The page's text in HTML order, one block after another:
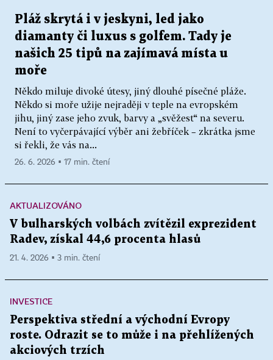
Pláž skrytá i v jeskyni, led jako
diamanty či luxus s golfem. Tady je
našich 25 tipů na zajímavá místa u
moře
Někdo miluje divoké útesy, jiný dlouhé písečné pláže.
Někdo si moře užije nejraději v teple na evropském
jihu, jiný zase jeho zvuk, barvy a „svěžest“ na severu.
Není to vyčerpávající výběr ani žebříček – zkrátka jsme
si řekli, že vás na...
26. 6. 2026 ▪ 17 min. čtení
AKTUALIZOVÁNO
V bulharských volbách zvítězil exprezident
Radev, získal 44,6 procenta hlasů
21. 4. 2026 ▪ 3 min. čtení
INVESTICE
Perspektiva střední a východní Evropy
roste. Odrazit se to může i na přehlížených
akciových trzích